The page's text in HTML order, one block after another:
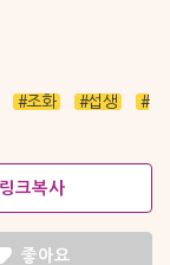
#조화 #섭생
#
링크복사
좋아요